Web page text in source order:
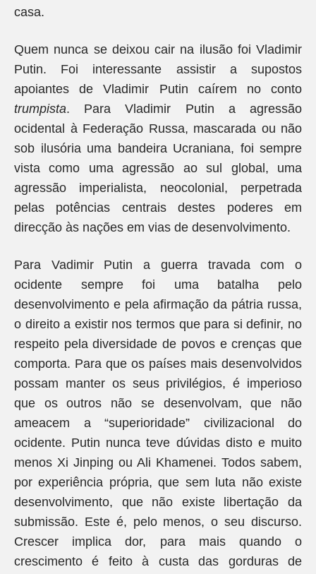
casa.
Quem nunca se deixou cair na ilusão foi Vladimir
Putin. Foi interessante assistir a supostos
apoiantes de Vladimir Putin caírem no conto
trumpista. Para Vladimir Putin a agressão
ocidental à Federação Russa, mascarada ou não
sob ilusória uma bandeira Ucraniana, foi sempre
vista como uma agressão ao sul global, uma
agressão imperialista, neocolonial, perpetrada
pelas potências centrais destes poderes em
direcção às nações em vias de desenvolvimento.
Para Vadimir Putin a guerra travada com o
ocidente sempre foi uma batalha pelo
desenvolvimento e pela afirmação da pátria russa,
o direito a existir nos termos que para si definir, no
respeito pela diversidade de povos e crenças que
comporta. Para que os países mais desenvolvidos
possam manter os seus privilégios, é imperioso
que os outros não se desenvolvam, que não
ameacem a “superioridade” civilizacional do
ocidente. Putin nunca teve dúvidas disto e muito
menos Xi Jinping ou Ali Khamenei. Todos sabem,
por experiência própria, que sem luta não existe
desenvolvimento, que não existe libertação da
submissão. Este é, pelo menos, o seu discurso.
Crescer implica dor, para mais quando o
crescimento é feito à custa das gorduras de